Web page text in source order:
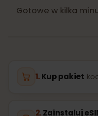
Gotowe w kilka
Kup pakiet
Zainstaluj